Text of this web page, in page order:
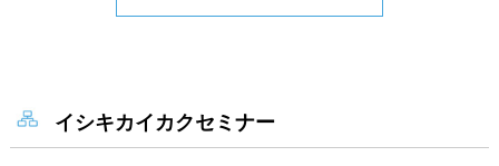
イシキカイカクセミナー